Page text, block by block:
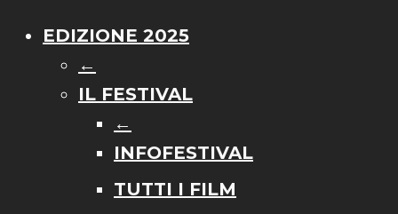
EDIZIONE 2025
←
IL FESTIVAL
←
INFOFESTIVAL
TUTTI I FILM